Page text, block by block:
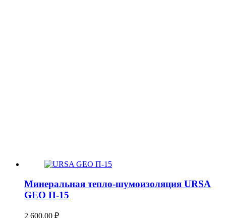
Минеральная тепло-шумоизоляция URSA
GEO П-15
2 600,00 ₽